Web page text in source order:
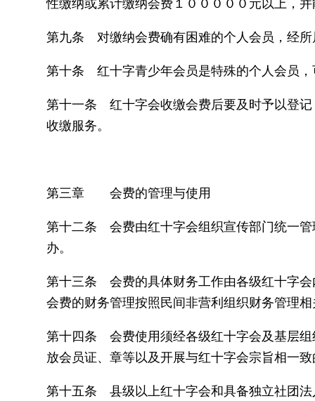
性缴纳或累计缴纳会费１０００００元以上，
第九条 对缴纳会费确有困难的个人会员，经所
第十条 红十字青少年会员是特殊的个人会员
第十一条 红十字会收缴会费后要及时予以登记
收缴服务。
第三章 会费的管理与使用
第十二条 会费由红十字会组织宣传部门统一管
办。
第十三条 会费的具体财务工作由各级红十字会
会费的财务管理按照民间非营利组织财务管理
第十四条 会费使用须经各级红十字会及基层组
放会员证、章等以及开展与红十字会宗旨相一
第十五条 县级以上红十字会和具备独立社团法